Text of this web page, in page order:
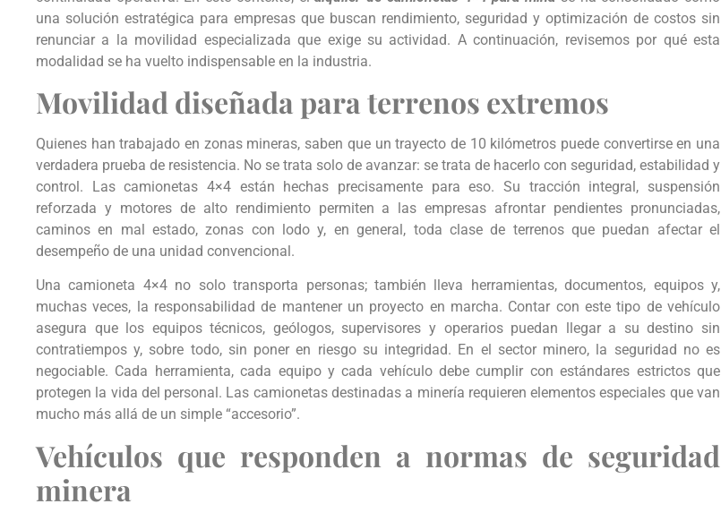
una solución estratégica para empresas que buscan rendimiento, seguridad y optimización de costos sin
renunciar a la movilidad especializada que exige su actividad. A continuación, revisemos por qué esta
modalidad se ha vuelto indispensable en la industria.
Movilidad diseñada para terrenos extremos
Quienes han trabajado en zonas mineras, saben que un trayecto de 10 kilómetros puede convertirse en una
verdadera prueba de resistencia. No se trata solo de avanzar: se trata de hacerlo con seguridad, estabilidad y
control. Las camionetas 4×4 están hechas precisamente para eso. Su tracción integral, suspensión
reforzada y motores de alto rendimiento permiten a las empresas afrontar pendientes pronunciadas,
caminos en mal estado, zonas con lodo y, en general, toda clase de terrenos que puedan afectar el
desempeño de una unidad convencional.
Una camioneta 4×4 no solo transporta personas; también lleva herramientas, documentos, equipos y,
muchas veces, la responsabilidad de mantener un proyecto en marcha. Contar con este tipo de vehículo
asegura que los equipos técnicos, geólogos, supervisores y operarios puedan llegar a su destino sin
contratiempos y, sobre todo, sin poner en riesgo su integridad. En el sector minero, la seguridad no es
negociable. Cada herramienta, cada equipo y cada vehículo debe cumplir con estándares estrictos que
protegen la vida del personal. Las camionetas destinadas a minería requieren elementos especiales que van
mucho más allá de un simple “accesorio”.
Vehículos que responden a normas de seguridad
minera